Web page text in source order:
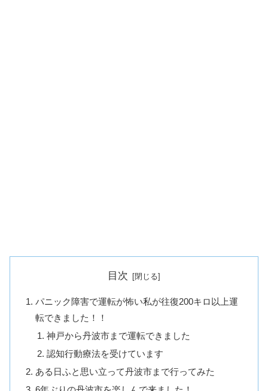
目次
パニック障害で運転が怖い私が往復200キロ以上運
転できました！！
神戸から丹波市まで運転できました
認知行動療法を受けています
ある日ふと思い立って丹波市まで行ってみた